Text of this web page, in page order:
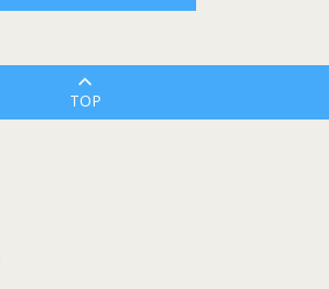
TOP